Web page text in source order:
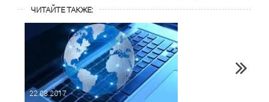
ЧИТАЙТЕ ТАКЖЕ:
22.08.2017